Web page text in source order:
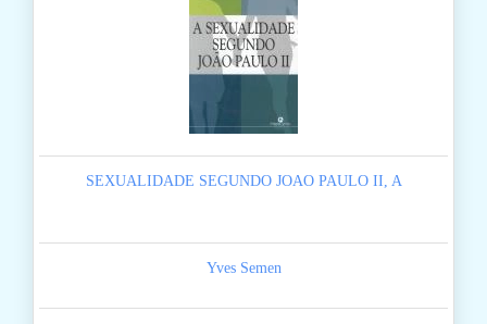
SEXUALIDADE SEGUNDO JOAO PAULO II, A
Yves Semen